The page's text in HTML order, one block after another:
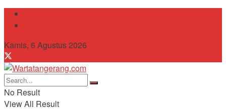
Kamis, 6 Agustus 2026
No Result
View All Result